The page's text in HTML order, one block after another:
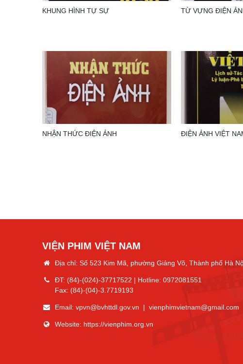
KHUNG HÌNH TỰ SỰ TỪ VỰNG ĐIỆN
NHẬN THỨC ĐIỆN ẢNH ĐIỆN ẢNH VIỆT
VIỆN PHIM VIỆT NAM
Địa chỉ: Số 523 Kim Mã, phường Giảng Võ, Thành phố Hà
ĐT: (84)-(024)-37717522 | Hotline: 0972081551
Fax: (84)-(04)-3.7719193
Email: vpvn@bvhttdl.gov.vn | vienphimvietnam@gmail.com
Website: https://vienphim.org.vn